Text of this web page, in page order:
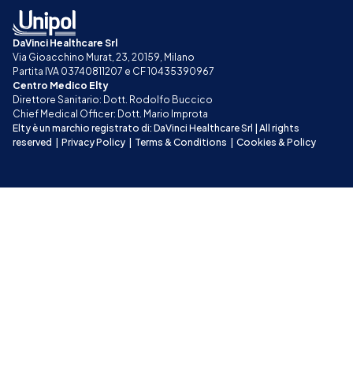
DaVinci Healthcare Srl
Via Gioacchino Murat, 23, 20159, Milano
Partita IVA 03740811207 e CF 10435390967
Centro Medico Elty
Direttore Sanitario: Dott. Rodolfo Buccico
Chief Medical Officer: Dott. Mario Improta
Elty è un marchio registrato di: DaVinci Healthcare Srl | All rights
reserved | Privacy Policy | Terms & Conditions | Cookies & Policy